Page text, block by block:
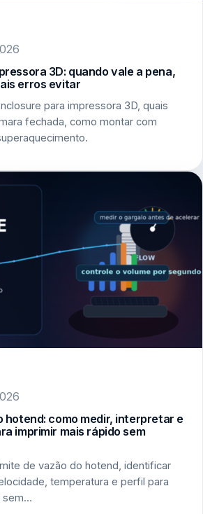
3D: quando vale a pena,
erros evitar
para impressora 3D, quais
fechada, como montar com
hotend: como medir, interpretar e
imprimir mais rápido sem
de vazão do hotend, identificar
temperatura e perfil para
sem…